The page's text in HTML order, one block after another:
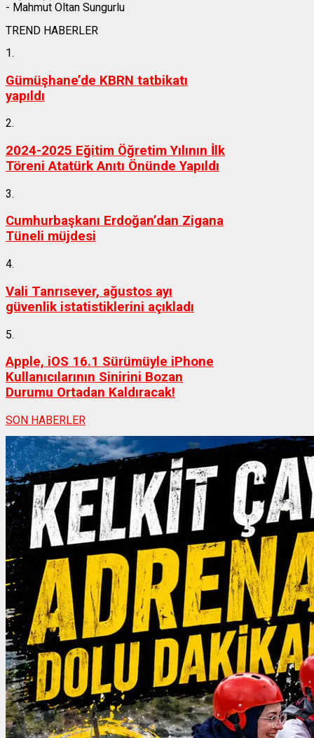
- Mahmut Oltan Sungurlu
TREND HABERLER
1.
Gümüşhane’de KBRN tatbikatı
yapıldı
2.
2024-2025 Eğitim Öğretim Yılının İlk
Töreni Atatürk Anıtı Önünde Yapıldı
3.
Cumhurbaşkanı Erdoğan’dan Zigana
Tüneli müjdesi
4.
Vali Tanrısever, ağustos ayı
güvenlik istatistiklerini açıkladı
5.
Apple, iOS 16.1 Sürümüyle iPhone
Kullanıcılarının Sinirini Bozan
Durumu Ortadan Kaldıracak!
SON HABERLER